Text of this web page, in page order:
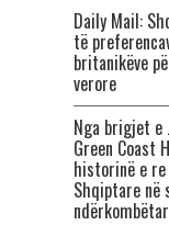
Daily Mail:
të
britanikëve
verore
Nga brigjet e
Green Coast
historinë e
Shqiptare në